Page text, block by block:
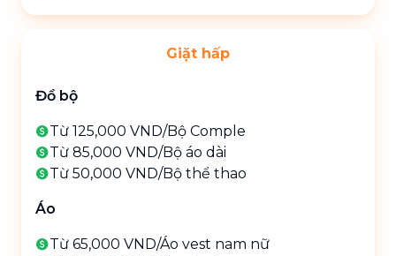
Giặt hấp
Đồ bộ
Từ 125,000 VND/Bộ Comple
Từ 85,000 VND/Bộ áo dài
Từ 50,000 VND/Bộ thể thao
Áo
Từ 65,000 VND/Áo vest nam nữ